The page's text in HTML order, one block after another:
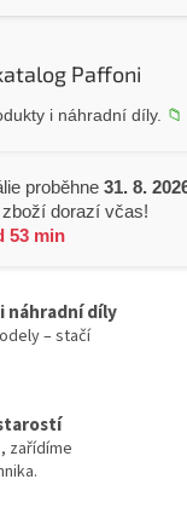
Paffoni
i náhradní díly.
proběhne 31. 8.
dorazí včas!
53 min
náhradní díly
– stačí
zařídíme